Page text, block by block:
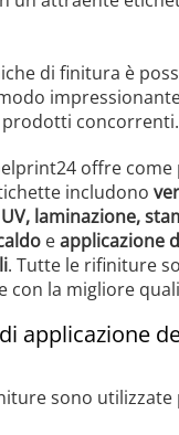
di finitura è
concorrenti.
offre
includono
laminazione,
eapplicazione
. Tutte le rifiniture
con la migliore
applicazione
sono